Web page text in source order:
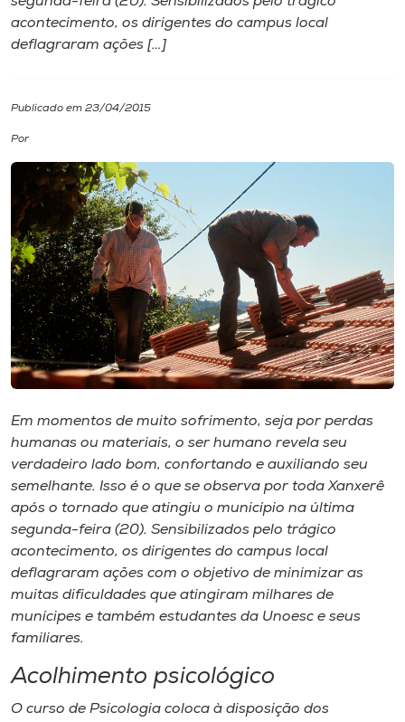
I.nova
Cultura
CPA
Biblioteca
Editora
Rádio
Unoesc
Store
Selecione
o idioma
A-
acontecimento, os dirigentes do campus local
deflagraram ações […]
Publicado em 23/04/2015
Por
Em momentos de muito sofrimento, seja por perdas
humanas ou materiais, o ser humano revela seu
verdadeiro lado bom, confortando e auxiliando seu
semelhante. Isso é o que se observa por toda Xanxerê
após o tornado que atingiu o município na última
segunda-feira (20). Sensibilizados pelo trágico
acontecimento, os dirigentes do campus local
deflagraram ações com o objetivo de minimizar as
muitas dificuldades que atingiram milhares de
munícipes e também estudantes da Unoesc e seus
familiares.
Acolhimento psicológico
O curso de Psicologia coloca à disposição dos